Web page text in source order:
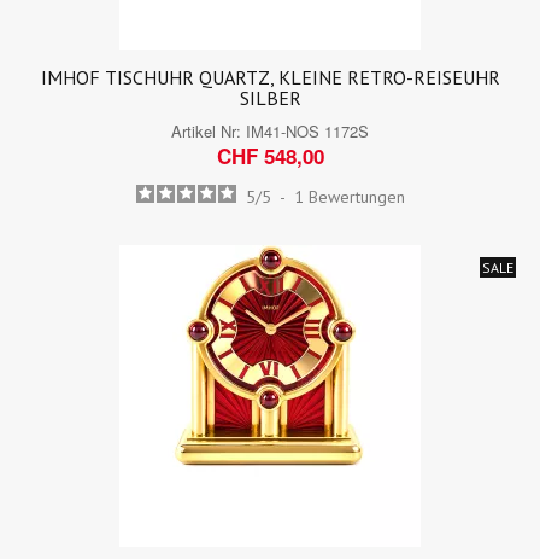
IMHOF TISCHUHR QUARTZ, KLEINE RETRO-REISEUHR
SILBER
Artikel Nr: IM41-NOS 1172S
CHF 548,00
5/5 - 1 Bewertungen
SALE